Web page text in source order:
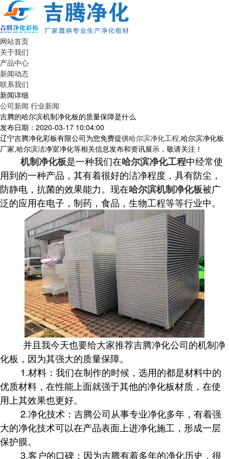
网站首页
关于我们
产品中心
新闻动态
联系我们
新闻详细
公司新闻 行业新闻
吉腾的哈尔滨机制净化板的质量保障是什么
发布日期：2020-03-17 10:04:00
辽宁吉腾净化彩板有限公司为您免费提供哈尔滨净化工程,哈尔滨净化板
厂家,哈尔滨洁净室净化等相关信息发布和资讯展示，敬请关注！
机制净化板是一种我们在哈尔滨净化工程中经常使
用到的一种产品，其有着很好的洁净程度，具有防尘，
防静电，抗菌的效果能力。现在哈尔滨机制净化板被广
泛的应用在电子，制药，食品，生物工程等等行业中。
并且我今天也要给大家推荐吉腾净化公司的机制净
化板，因为其强大的质量保障。
1.材料：我们在制作的时候，选用的都是材料中的
优质材料，在性能上面就强于其他的净化板材质，在使
用上其效果也更好。
2.净化技术：吉腾公司从事专业净化多年，有着强
大的净化技术可以在产品表面上进净化施工，形成一层
保护膜。
3.客户的口碑：因为吉腾有着多年的净化历史，很